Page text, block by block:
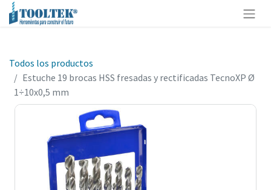
Todos los productos
Estuche 19 brocas HSS fresadas y rectificadas TecnoXP Ø
1÷10x0,5 mm